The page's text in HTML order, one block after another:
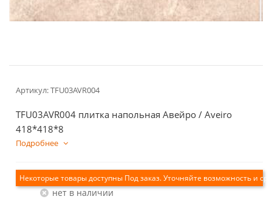
Артикул:TFU03AVR004
TFU03AVR004 плитка напольная Авейро / Aveiro
418*418*8
Подробнее
Екатеринбург
Нет в наличии